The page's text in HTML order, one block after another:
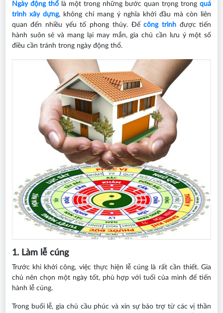
Ngày động thổ là một trong những bước quan trọng trongquá
trình xây dựng, không chỉ mang ý nghĩa khởi đầu mà còn liên
quan đến nhiều yếu tố phong thủy. Đểcông trình được tiến
hành suôn sẻ và mang lại may mắn, gia chủ cần lưu ý một số
điều cần tránh trong ngày động thổ.
1. Làm lễ cúng
Trước khi khởi công, việc thực hiện lễ cúng là rất cần thiết. Gia
chủ nên chọn một ngày tốt, phù hợp với tuổi của mình để tiến
hành lễ cúng.
Trong buổi lễ, gia chủ cầu phúc và xin sự bảo trợ từ các vị thần